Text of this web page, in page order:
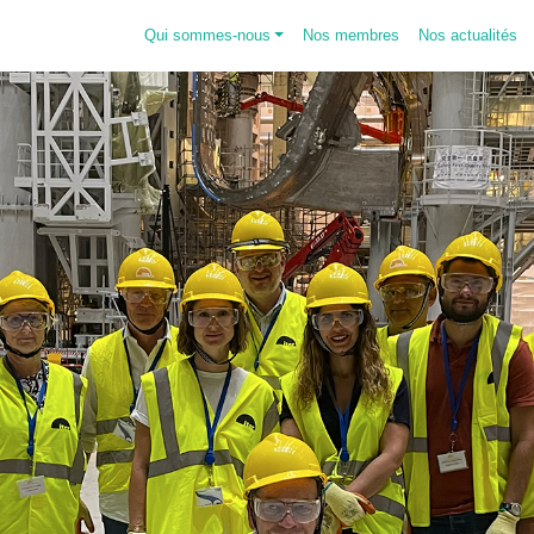
Qui sommes-nous Nos membres Nos actualités
EDF Rencontres Adhérents
Comme tous les ans, profitez de
ce moment de...
Lire la suite
Voyage
Lire la suite